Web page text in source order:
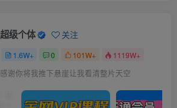
超级个体 关注
1.6W+ 0 101W+ 1119W+
感谢你将我推下悬崖让我看清整片天空